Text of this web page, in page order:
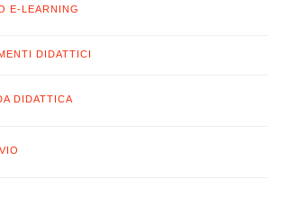
E-LEARNING
DIDATTICI
DIDATTICA